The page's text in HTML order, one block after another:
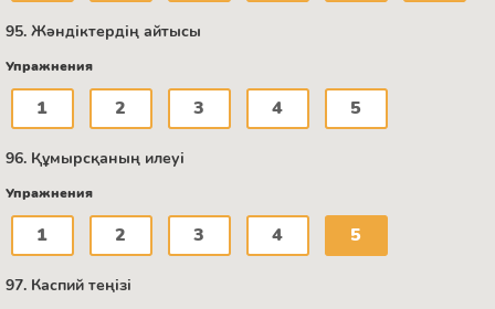
95. Жәндіктердің айтысы
Упражнения
1 2 3 4 5
96. Құмырсқаның илеуі
Упражнения
1 2 3 4 5
97. Каспий теңізі